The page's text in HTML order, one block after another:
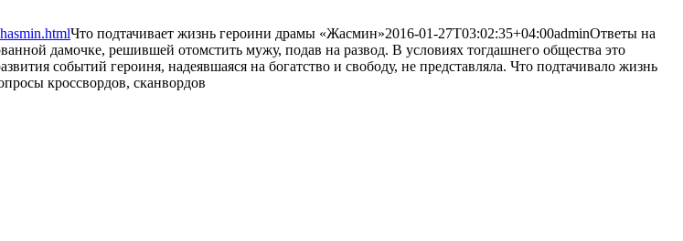
Что подтачивает жизнь героини драмы «Жасмин»2016-01-27T03:02:35+04:00adminОтветы на
дамочке, решившей отомстить мужу, подав на развод. В условиях тогдашнего общества это
событий героиня, надеявшаяся на богатство и свободу, не представляла. Что подтачивало жизнь